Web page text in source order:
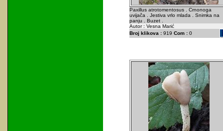
Paxillus atrotomentosus . Crnonoga
uvijača . Jestiva vrlo mlada . Snimka na
panju . Buzet .
Autor : Vesna Marić
Broj klikova :919 Com :0